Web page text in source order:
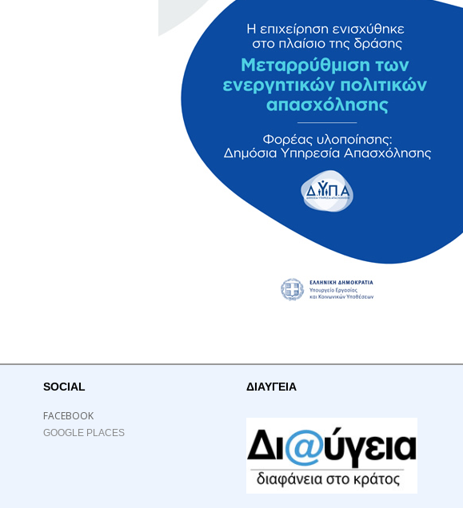
SOCIAL
FACEBOOK
GOOGLE PLACES
ΔΙΑΥΓΕΙΑ